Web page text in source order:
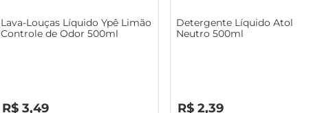
Lava-Louças Líquido Ypê Limão
Controle de Odor 500ml
R$ 3,49
Detergente Líquido Atol
Neutro 500ml
R$ 2,39